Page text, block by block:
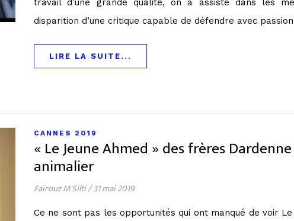
travail d’une grande qualité, on a assisté dans les
disparition d’une critique capable de défendre avec
LIRE LA SUITE...
CANNES 2019
« Le Jeune Ahmed » des frères
animalier
Fairouz M'Silti/31 mai 2019
Ce ne sont pas les opportunités qui ont manqué de voir Le